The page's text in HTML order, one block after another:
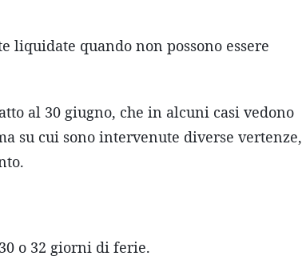
quando non possono essere
al 30 giugno, che in alcuni casi vedono
su cui sono intervenute diverse vertenze,
o 32 giorni di ferie.